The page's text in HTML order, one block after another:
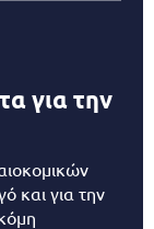
για την
και για την